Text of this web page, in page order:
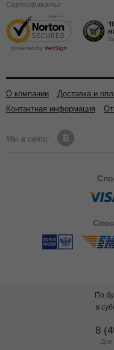
Сертификаты:
О компании Доставка и
Контактная информация
Мы в сети:
По
в
8
Для